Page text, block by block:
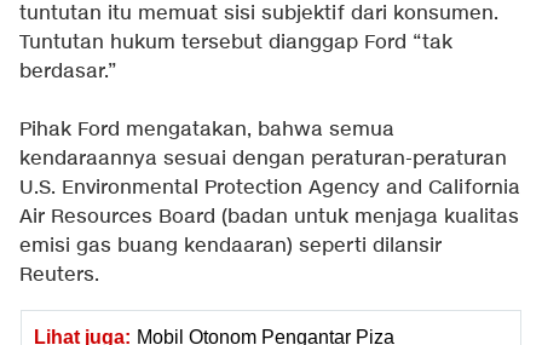
tuntutan itu memuat sisi subjektif dari konsumen.
Tuntutan hukum tersebut dianggap Ford “tak
berdasar.”
Pihak Ford mengatakan, bahwa semua
kendaraannya sesuai dengan peraturan-peraturan
U.S. Environmental Protection Agency and California
Air Resources Board (badan untuk menjaga kualitas
emisi gas buang kendaaran) seperti dilansir
Reuters.
Lihat juga: Mobil Otonom Pengantar Piza